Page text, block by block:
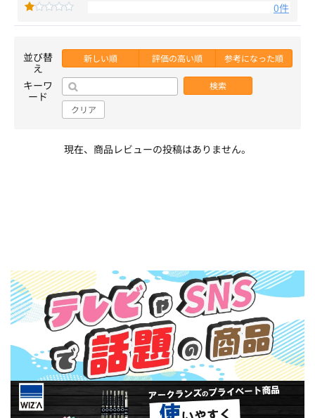
0件
並び替
え
新しい順 評価の高い順 参考になった順
キーワ
ード
検索
クリア
現在、商品レビューの投稿はありません。